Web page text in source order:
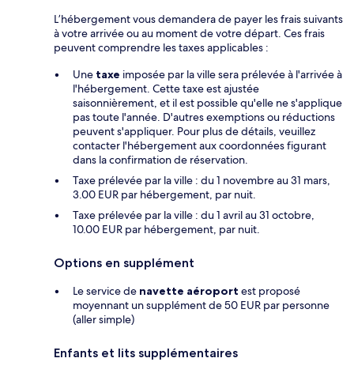
L’hébergement vous demandera de payer les frais suivants
à votre arrivée ou au moment de votre départ. Ces frais
peuvent comprendre les taxes applicables :
Une taxe imposée par la ville sera prélevée à l'arrivée à
l'hébergement. Cette taxe est ajustée
saisonnièrement, et il est possible qu'elle ne s'applique
pas toute l'année. D'autres exemptions ou réductions
peuvent s'appliquer. Pour plus de détails, veuillez
contacter l'hébergement aux coordonnées figurant
dans la confirmation de réservation.
Taxe prélevée par la ville : du 1 novembre au 31 mars,
3.00 EUR par hébergement, par nuit.
Taxe prélevée par la ville : du 1 avril au 31 octobre,
10.00 EUR par hébergement, par nuit.
Options en supplément
Le service de navette aéroport est proposé
moyennant un supplément de 50 EUR par personne
(aller simple)
Enfants et lits supplémentaires